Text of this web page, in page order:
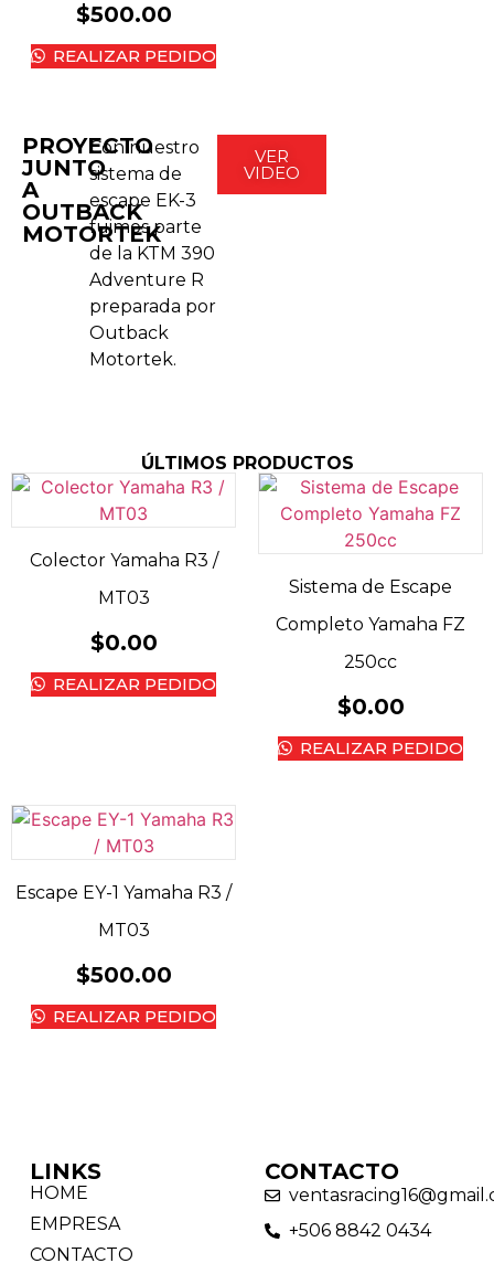
$500.00
REALIZAR PEDIDO
PROYECTO
JUNTO
A
OUTBACK
MOTORTEK
Con nuestro
sistema de
escape EK-3
fuimos parte
de la KTM 390
Adventure R
preparada por
Outback
Motortek.
VER
VIDEO
ÚLTIMOS PRODUCTOS
Colector Yamaha R3 /
MT03
$0.00
REALIZAR PEDIDO
Sistema de Escape
Completo Yamaha FZ
250cc
$0.00
REALIZAR PEDIDO
Escape EY-1 Yamaha R3 /
MT03
$500.00
REALIZAR PEDIDO
LINKS
HOME
EMPRESA
CONTACTO
CONTACTO
+506 8842 0434